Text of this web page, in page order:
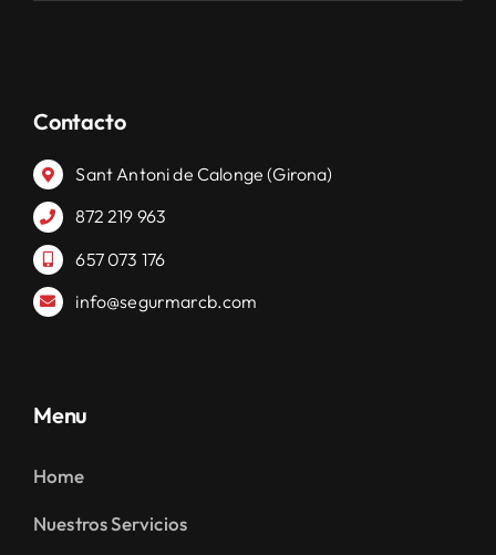
Contacto
Sant Antoni de Calonge (Girona)
872 219 963
657 073 176
info@segurmarcb.com
Menu
Home
Nuestros Servicios